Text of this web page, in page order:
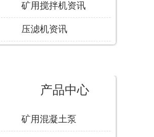
矿用搅拌机资讯
压滤机资讯
产品中心
矿用混凝土泵